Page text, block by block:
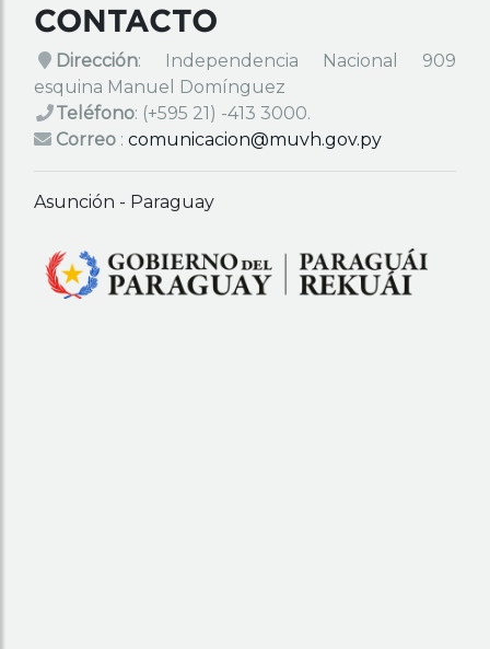
CONTACTO
Dirección: Independencia Nacional 909
esquina Manuel Domínguez
Teléfono: (+595 21) -413 3000.
Correo : comunicacion@muvh.gov.py
Asunción - Paraguay